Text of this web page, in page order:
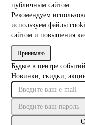
публичным сайтом
Рекомендуем
используем файлы
сайтом и повышения
Принимаю
Будьте в центре
Новинки, скидки,